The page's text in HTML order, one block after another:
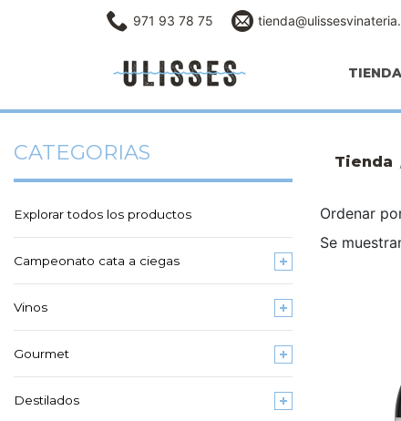
971 93 78 75
CATEGORIAS
Explorar todos los productos
Campeonato cata a ciegas
Vinos
Gourmet
Destilados
Tienda
Ordenar
Se